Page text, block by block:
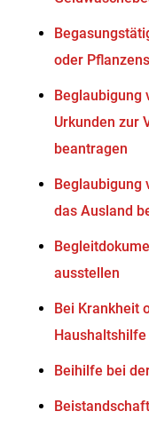
oder
Beglaubigung
Urkunden zur
beantragen
Beglaubigung
das Ausland
ausstellen
Bei Krankheit
Beihilfe bei